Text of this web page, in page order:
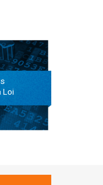
الهياكل
Loi